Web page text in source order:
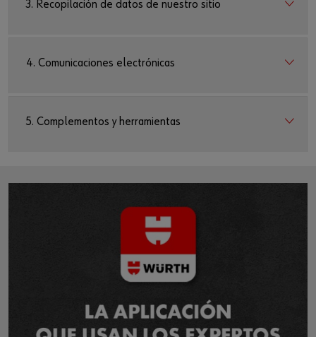
3. Recopilación de datos de nuestro sitio
4. Comunicaciones electrónicas
5. Complementos y herramientas